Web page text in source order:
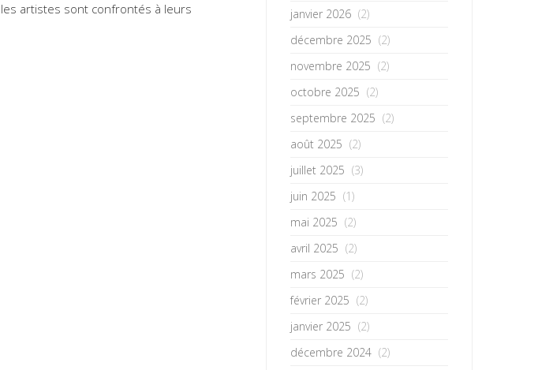
artistes sont confrontés à leurs
janvier 2026 (2)
décembre 2025 (2)
novembre 2025 (2)
octobre 2025 (2)
septembre 2025 (2)
août 2025 (2)
juillet 2025 (3)
juin 2025 (1)
mai 2025 (2)
avril 2025 (2)
mars 2025 (2)
février 2025 (2)
janvier 2025 (2)
décembre 2024 (2)